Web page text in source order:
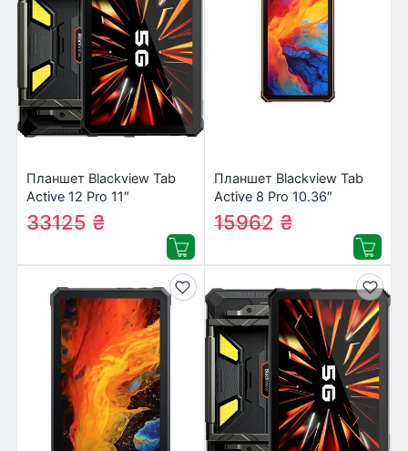
Планшет Blackview Tab
Active 12 Pro 11″
12/256GB 5G/LTE Black
(6931548322887)
35240₴
33125 ₴
Планшет Blackview Tab
Active 8 Pro 10.36″
8/256GB LTE Orange
(6931548313731)
16981₴
15962 ₴